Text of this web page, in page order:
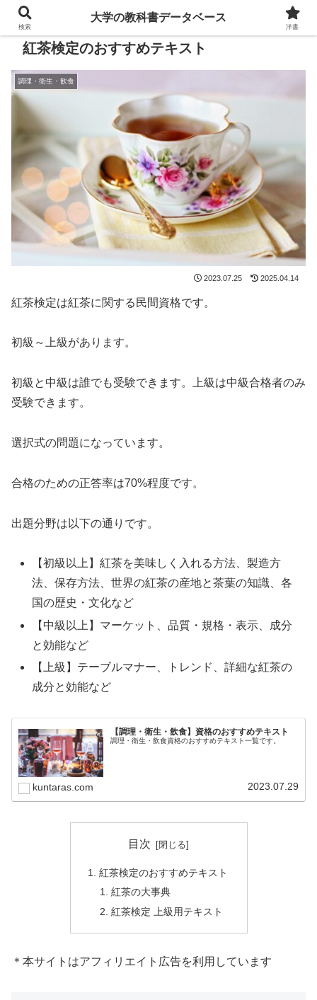
紅茶検定のおすすめテキスト
調理・衛生・飲食
2023.07.25 2025.04.14
紅茶検定は紅茶に関する民間資格です。
初級～上級があります。
初級と中級は誰でも受験できます。上級は中級合格者のみ
受験できます。
選択式の問題になっています。
合格のための正答率は70%程度です。
出題分野は以下の通りです。
【初級以上】紅茶を美味しく入れる方法、製造方
法、保存方法、世界の紅茶の産地と茶葉の知識、各
国の歴史・文化など
【中級以上】マーケット、品質・規格・表示、成分
と効能など
【上級】テーブルマナー、トレンド、詳細な紅茶の
成分と効能など
【調理・衛生・飲食】資格のおすすめテキスト
調理・衛生・飲食資格のおすすめテキスト一覧です。
kuntaras.com 2023.07.29
目次
紅茶検定のおすすめテキスト
紅茶の大事典
紅茶検定 上級用テキスト
＊本サイトはアフィリエイト広告を利用しています
検索
大学の教科書データベース
洋書